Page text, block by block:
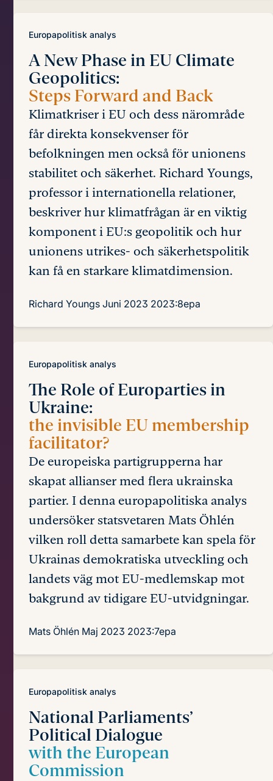
Europapolitisk analys
A New Phase in EU Climate
Geopolitics:
Steps Forward and Back
Klimatkriser i EU och dess närområde
får direkta konsekvenser för
befolkningen men också för unionens
stabilitet och säkerhet. Richard Youngs,
professor i internationella relationer,
beskriver hur klimatfrågan är en viktig
komponent i EU:s geopolitik och hur
unionens utrikes- och säkerhetspolitik
kan få en starkare klimatdimension.
Richard Youngs Juni 2023 2023:8epa
Europapolitisk analys
The Role of Europarties in
Ukraine:
the invisible EU membership
facilitator?
De europeiska partigrupperna har
skapat allianser med flera ukrainska
partier. I denna europapolitiska analys
undersöker statsvetaren Mats Öhlén
vilken roll detta samarbete kan spela för
Ukrainas demokratiska utveckling och
landets väg mot EU-medlemskap mot
bakgrund av tidigare EU-utvidgningar.
Mats Öhlén Maj 2023 2023:7epa
Europapolitisk analys
National Parliaments’
Political Dialogue
with the European
Commission